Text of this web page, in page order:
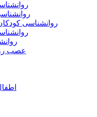
روانشناسی
عصب